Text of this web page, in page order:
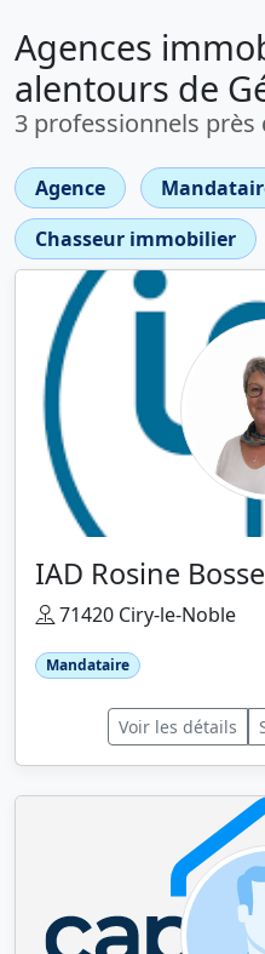
Agences
alentours de
3 professionnels près
Agence
Chasseur immobilier
IAD Rosine
71420 Ciry-le-Noble
Mandataire
Voir les détails